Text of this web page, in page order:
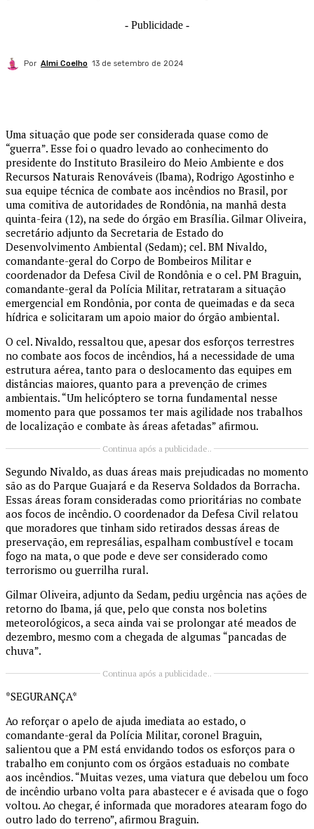
- Publicidade -
Por Almi Coelho 13 de setembro de 2024
Uma situação que pode ser considerada quase como de
“guerra”. Esse foi o quadro levado ao conhecimento do
presidente do Instituto Brasileiro do Meio Ambiente e dos
Recursos Naturais Renováveis (Ibama), Rodrigo Agostinho e
sua equipe técnica de combate aos incêndios no Brasil, por
uma comitiva de autoridades de Rondônia, na manhã desta
quinta-feira (12), na sede do órgão em Brasília. Gilmar Oliveira,
secretário adjunto da Secretaria de Estado do
Desenvolvimento Ambiental (Sedam); cel. BM Nivaldo,
comandante-geral do Corpo de Bombeiros Militar e
coordenador da Defesa Civil de Rondônia e o cel. PM Braguin,
comandante-geral da Polícia Militar, retrataram a situação
emergencial em Rondônia, por conta de queimadas e da seca
hídrica e solicitaram um apoio maior do órgão ambiental.
O cel. Nivaldo, ressaltou que, apesar dos esforços terrestres
no combate aos focos de incêndios, há a necessidade de uma
estrutura aérea, tanto para o deslocamento das equipes em
distâncias maiores, quanto para a prevenção de crimes
ambientais. “Um helicóptero se torna fundamental nesse
momento para que possamos ter mais agilidade nos trabalhos
de localização e combate às áreas afetadas” afirmou.
Continua após a publicidade..
Segundo Nivaldo, as duas áreas mais prejudicadas no momento
são as do Parque Guajará e da Reserva Soldados da Borracha.
Essas áreas foram consideradas como prioritárias no combate
aos focos de incêndio. O coordenador da Defesa Civil relatou
que moradores que tinham sido retirados dessas áreas de
preservação, em represálias, espalham combustível e tocam
fogo na mata, o que pode e deve ser considerado como
terrorismo ou guerrilha rural.
Gilmar Oliveira, adjunto da Sedam, pediu urgência nas ações de
retorno do Ibama, já que, pelo que consta nos boletins
meteorológicos, a seca ainda vai se prolongar até meados de
dezembro, mesmo com a chegada de algumas “pancadas de
chuva”.
Continua após a publicidade..
*SEGURANÇA*
Ao reforçar o apelo de ajuda imediata ao estado, o
comandante-geral da Polícia Militar, coronel Braguin,
salientou que a PM está envidando todos os esforços para o
trabalho em conjunto com os órgãos estaduais no combate
aos incêndios. “Muitas vezes, uma viatura que debelou um foco
de incêndio urbano volta para abastecer e é avisada que o fogo
voltou. Ao chegar, é informada que moradores atearam fogo do
outro lado do terreno”, afirmou Braguin.